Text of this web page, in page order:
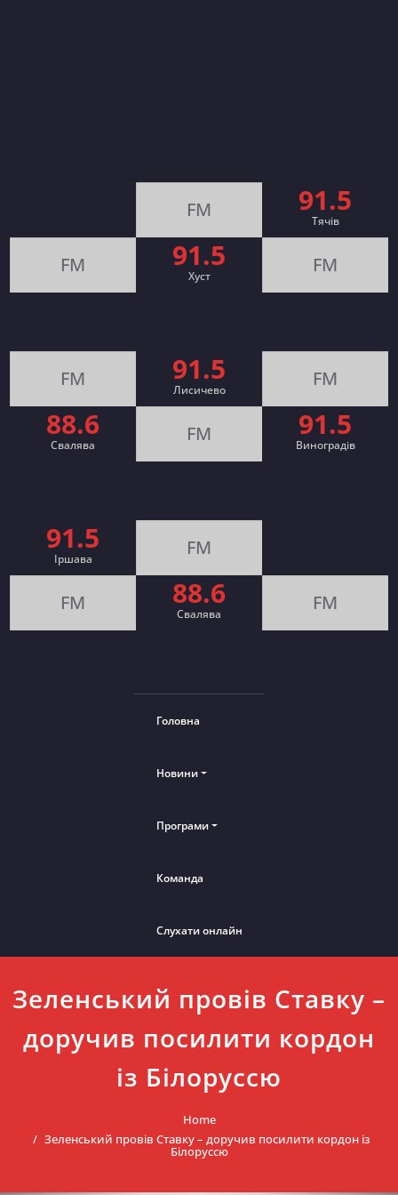
FM 91.5
Тячів
FM 91.5
Хуст FM
FM 91.5
Лисичево FM
88.6
Свалява FM 91.5
Виноградів
91.5
Іршава FM
FM 88.6
Cвалява FM
Головна
Новини
Програми
Команда
Слухати онлайн
Зеленський провів Ставку –
доручив посилити кордон
із Білоруссю
Home
Зеленський провів Ставку – доручив посилити кордон із
Білоруссю